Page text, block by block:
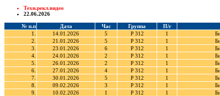
Техн.рекл.видео
22.06.2026
№ п.п Дата Час Группа
П/г
1.
14.01.2026 5 Р 312 1
2.
21.01.2026 5 Р 312 1
3.
23.01.2026 6 Р 312 1
4.
24.01.2026 2 Р 312 1
5.
26.01.2026 2 Р 312 1
6.
27.01.2026 4 Р 312 1
7.
30.01.2026 5 Р 312 1
8.
09.02.2026 3 Р 312 1
9.
10.02.2026 1 Р 312 1